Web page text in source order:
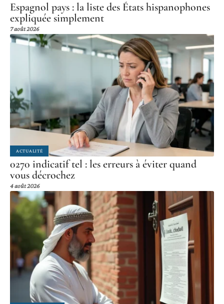
Espagnol pays : la liste des États hispanophones
expliquée simplement
7 août 2026
ACTUALITÉ
0270 indicatif tel : les erreurs à éviter quand
vous décrochez
4 août 2026